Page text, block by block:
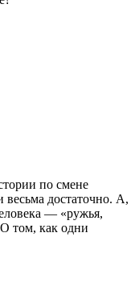
по смене
достаточно. А,
— «ружья,
том, как одни